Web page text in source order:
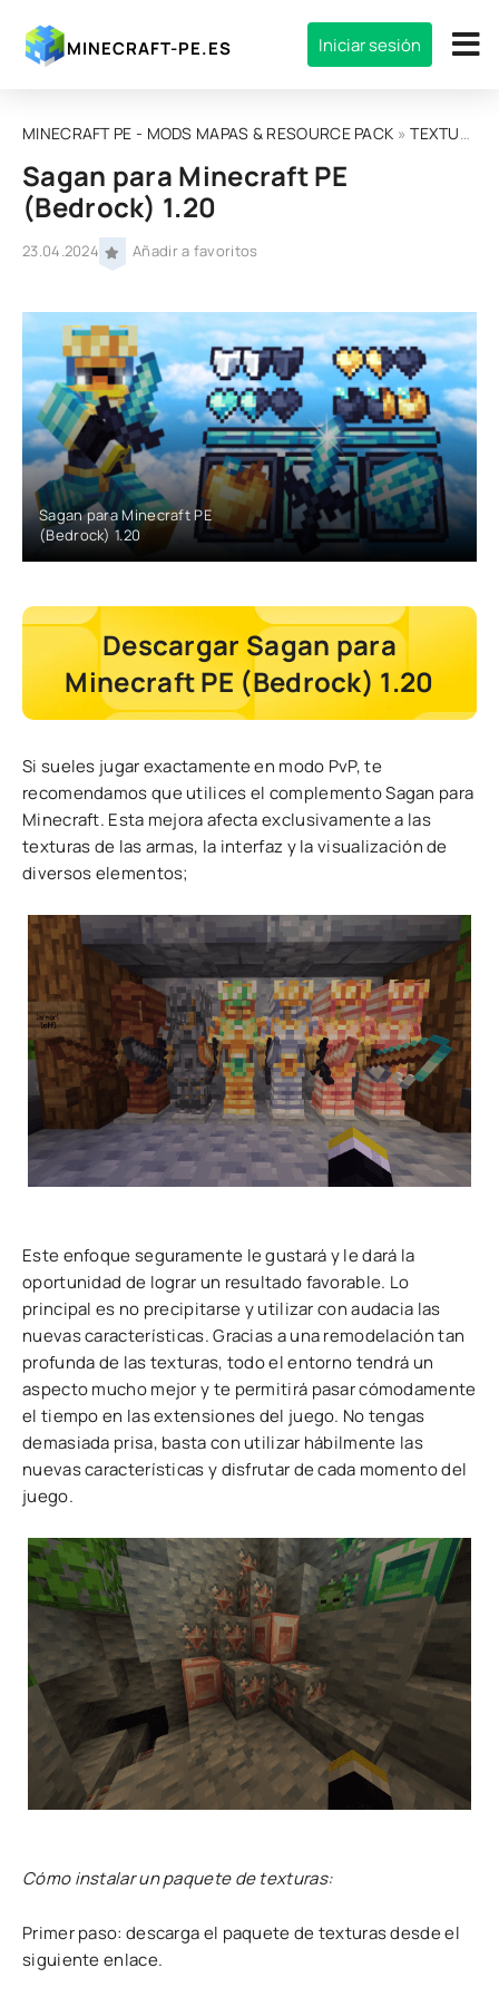
MINECRAFT-PE.ES Iniciar sesión
MINECRAFT PE - MODS MAPAS & RESOURCE PACK »TEXTURAS
Sagan para Minecraft PE
(Bedrock) 1.20
23.04.2024 Añadir a favoritos
Sagan para Minecraft PE
(Bedrock) 1.20
Descargar Sagan para
Minecraft PE (Bedrock) 1.20
Si sueles jugar exactamente en modo PvP, te
recomendamos que utilices el complemento Sagan para
Minecraft. Esta mejora afecta exclusivamente a las
texturas de las armas, la interfaz y la visualización de
diversos elementos;
Este enfoque seguramente le gustará y le dará la
oportunidad de lograr un resultado favorable. Lo
principal es no precipitarse y utilizar con audacia las
nuevas características. Gracias a una remodelación tan
profunda de las texturas, todo el entorno tendrá un
aspecto mucho mejor y te permitirá pasar cómodamente
el tiempo en las extensiones del juego. No tengas
demasiada prisa, basta con utilizar hábilmente las
nuevas características y disfrutar de cada momento del
juego.
Cómo instalar un paquete de texturas:
Primer paso: descarga el paquete de texturas desde el
siguiente enlace.